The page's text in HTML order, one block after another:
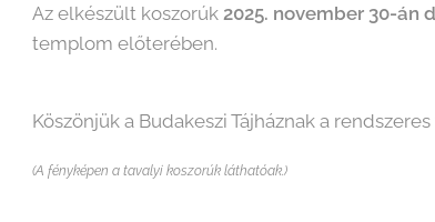
Az elkészült koszorúk 2025. november 30-án
templom előterében.
Köszönjük a Budakeszi Tájháznak a
(A fényképen a tavalyi koszorúk láthatóak.)